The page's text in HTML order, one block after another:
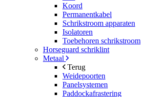
Koord
Permanentkabel
Schrikstroom apparaten
Isolatoren
Toebehoren schrikstroom
Horseguard schriklint
Metaal
Terug
Weidepoorten
Panelsystemen
Paddockafrastering